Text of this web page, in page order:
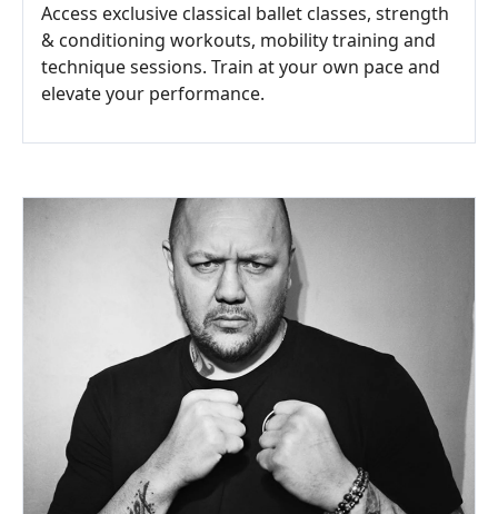
Access exclusive classical ballet classes, strength
& conditioning workouts, mobility training and
technique sessions. Train at your own pace and
elevate your performance.